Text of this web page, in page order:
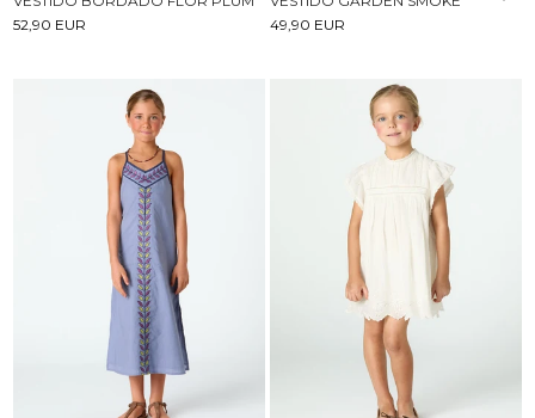
52,90 EUR
49,90 EUR